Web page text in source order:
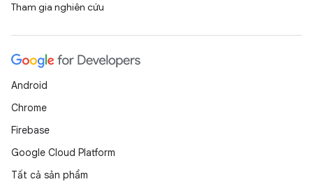
Tham gia nghiên cứu
Android
Chrome
Firebase
Google Cloud Platform
Tất cả sản phẩm